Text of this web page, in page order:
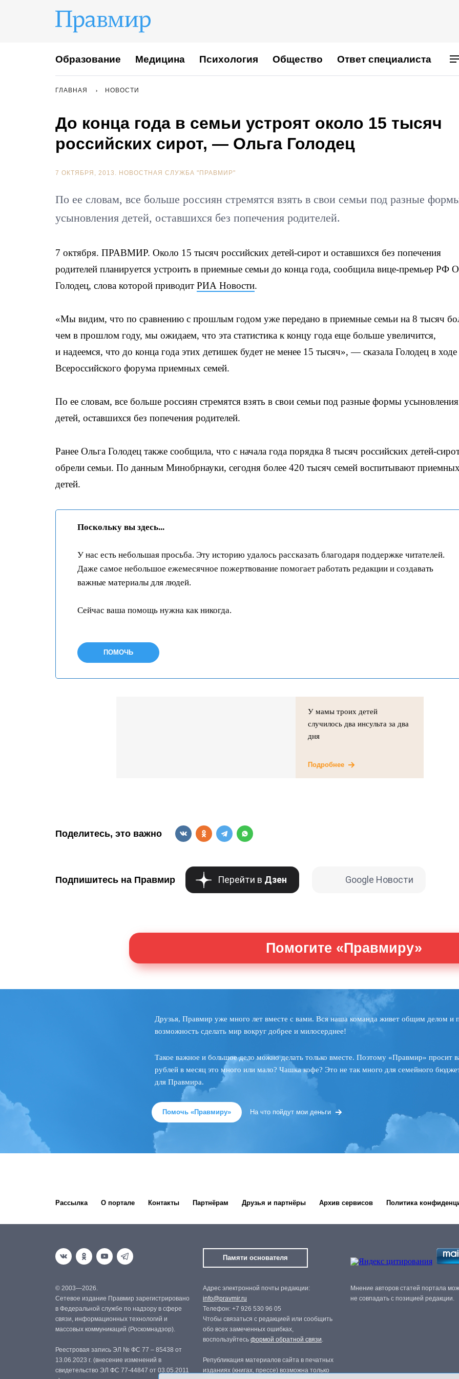
Образование Медицина Психология Общество Ответ специалиста
ГЛАВНАЯ НОВОСТИ
До конца года в семьи устроят около 15 тысяч
российских сирот, — Ольга Голодец
7 ОКТЯБРЯ, 2013. НОВОСТНАЯ СЛУЖБА "ПРАВМИР"
По ее словам, все больше россиян стремятся взять в свои семьи под разные
усыновления детей, оставшихся без попечения родителей.
7 октября. ПРАВМИР. Около 15 тысяч российских детей-сирот и оставшихся без попечения
родителей планируется устроить в приемные семьи до конца года, сообщила вице-премьер РФ
Голодец, слова которой приводит РИА Новости.
«Мы видим, что по сравнению с прошлым годом уже передано в приемные семьи на 8 тысяч
чем в прошлом году, мы ожидаем, что эта статистика к концу года еще больше увеличится,
и надеемся, что до конца года этих детишек будет не менее 15 тысяч», — сказала Голодец в ходе
Всероссийского форума приемных семей.
По ее словам, все больше россиян стремятся взять в свои семьи под разные формы усыновления
детей, оставшихся без попечения родителей.
Ранее Ольга Голодец также сообщила, что с начала года порядка 8 тысяч российских детей-
обрели семьи. По данным Минобрнауки, сегодня более 420 тысяч семей воспитывают
детей.
Поскольку вы здесь...
У нас есть небольшая просьба. Эту историю удалось рассказать благодаря поддержке читателей.
Даже самое небольшое ежемесячное пожертвование помогает работать редакции и создавать
важные материалы для людей.
Сейчас ваша помощь нужна как никогда.
ПОМОЧЬ
У мамы троих детей
случилось два инсульта за два
дня
Подробнее
Поделитесь, это важно
Подпишитесь на Правмир Перейти в Дзен Google Новости
Помогите «Правмиру»
Друзья, Правмир уже много лет вместе с вами. Вся наша команда живет общим делом и
возможность сделать мир вокруг добрее и милосерднее!
Такое важное и большое дело можно делать только вместе. Поэтому «Правмир» просит
рублей в месяц это много или мало? Чашка кофе? Это не так много для семейного
для Правмира.
Помочь «Правмиру» На что пойдут мои деньги
Рассылка О портале Контакты Партнёрам Друзья и партнёры Архив сервисов Политика
Памяти основателя
© 2003—2026.
Сетевое издание Правмир зарегистрировано
в Федеральной службе по надзору в сфере
связи, информационных технологий и
массовых коммуникаций (Роскомнадзор).
Реестровая запись ЭЛ № ФС 77 – 85438 от
13.06.2023 г. (внесение изменений в
свидетельство ЭЛ ФС 77-44847 от 03.05.2011
Адрес электронной почты редакции:
info@pravmir.ru
Телефон: +7 926 530 96 05
Чтобы связаться с редакцией или сообщить
обо всех замеченных ошибках,
воспользуйтесь формой обратной связи.
Републикация материалов сайта в печатных
изданиях (книгах, прессе) возможна только
Мнение авторов статей портала
не совпадать с позицией редакции.